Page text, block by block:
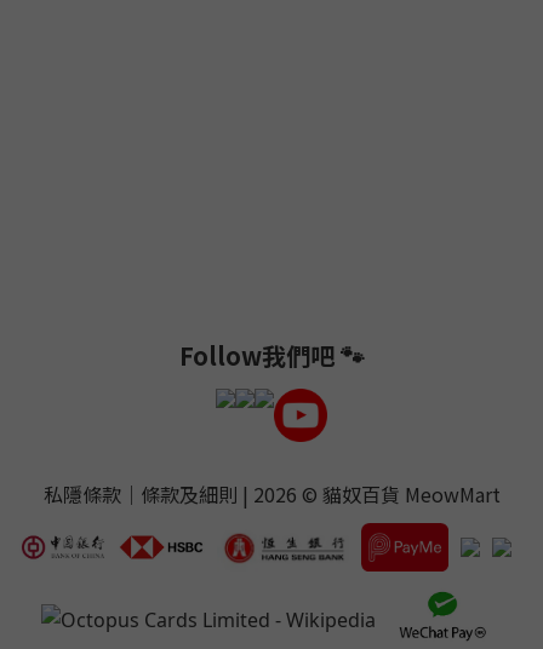
Follow我們吧 🐾
私隱條款｜ 條款及細則 | 2026 © 貓奴百貨 MeowMart